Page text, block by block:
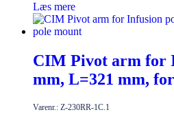
Læs mere
CIM Pivot arm for
mm, L=321 mm,
Varenr.: Z-230RR-1C.1